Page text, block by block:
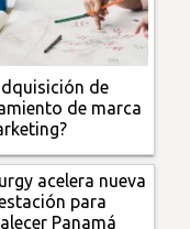
de
de marca
acelera nueva
para
Panamá